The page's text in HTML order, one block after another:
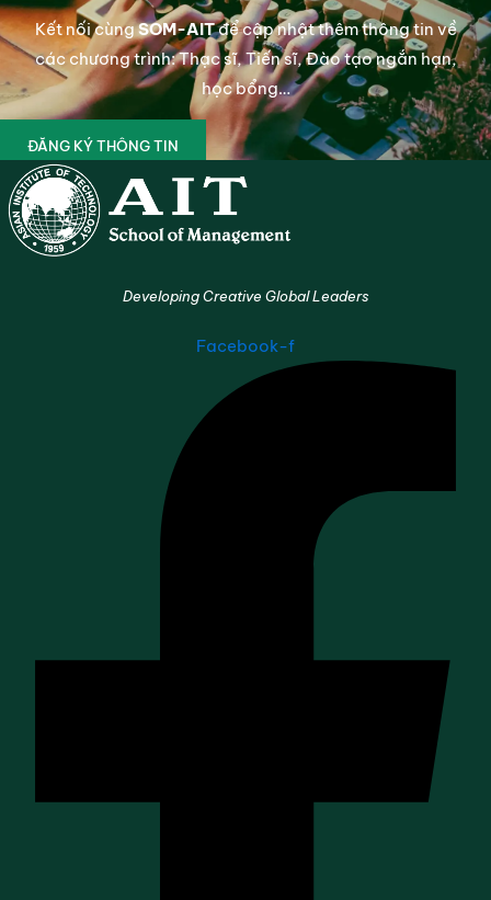
Kết nối cùngSOM-AITđể cập nhật thêm thông tin về
các chương trình: Thạc sĩ, Tiến sĩ, Đào tạo ngắn hạn,
học bổng…
ĐĂNG KÝ THÔNG TIN
Developing Creative Global Leaders
Facebook-f